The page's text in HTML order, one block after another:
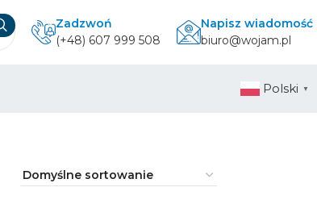
Zadzwoń
(+48) 607 999 508
Napisz wiadomość
biuro@wojam.pl
Polski ▼